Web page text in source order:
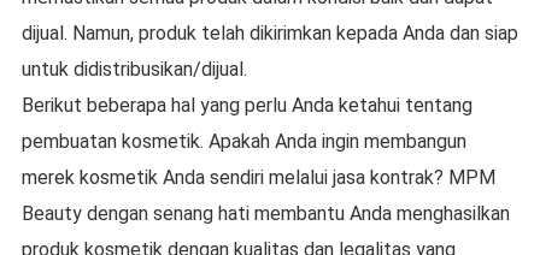
dijual. Namun, produk telah dikirimkan kepada Anda dan siap
untuk didistribusikan/dijual.
Berikut beberapa hal yang perlu Anda ketahui tentang
pembuatan kosmetik. Apakah Anda ingin membangun
merek kosmetik Anda sendiri melalui jasa kontrak? MPM
Beauty dengan senang hati membantu Anda menghasilkan
produk kosmetik dengan kualitas dan legalitas yang